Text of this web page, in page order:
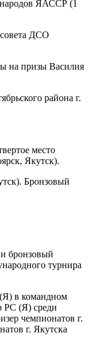
ЯАССР (1
ДСО
на призы Василия
района г.
место
Якутск).
Бронзовый
бронзовый
турнира
в командном
РС (Я) среди
чемпионатов г.
г. Якутска